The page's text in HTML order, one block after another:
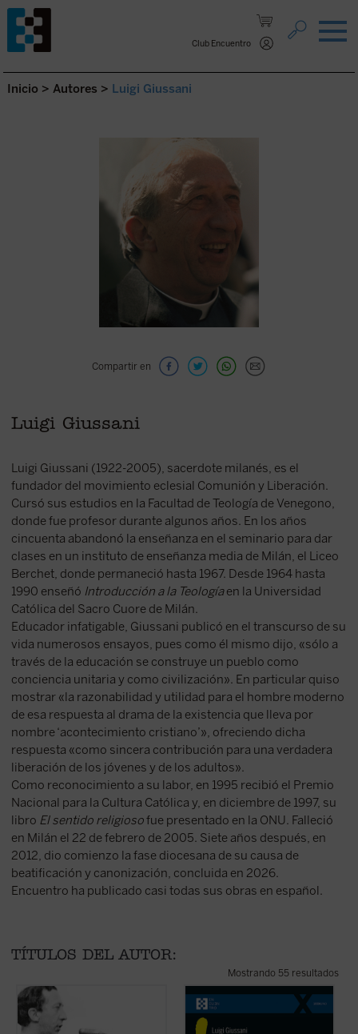
Club Encuentro
Saltar al contenido.
Inicio > Autores > Luigi Giussani
Compartir en
Luigi Giussani
Luigi Giussani (1922-2005), sacerdote milanés, es el
fundador del movimiento eclesial Comunión y Liberación.
Cursó sus estudios en la Facultad de Teología de Venegono,
donde fue profesor durante algunos años. En los años
cincuenta abandonó la enseñanza en el seminario para dar
clases en un instituto de enseñanza media de Milán, el Liceo
Berchet, donde permaneció hasta 1967. Desde 1964 hasta
1990 enseñó Introducción a la Teologíaen la Universidad
Católica del Sacro Cuore de Milán.
Educador infatigable, Giussani publicó en el transcurso de su
vida numerosos ensayos, pues como él mismo dijo, «sólo a
través de la educación se construye un pueblo como
conciencia unitaria y como civilización». En particular quiso
mostrar «la razonabilidad y utilidad para el hombre moderno
de esa respuesta al drama de la existencia que lleva por
nombre ‘acontecimiento cristiano’», ofreciendo dicha
respuesta «como sincera contribución para una verdadera
liberación de los jóvenes y de los adultos».
Como reconocimiento a su labor, en 1995 recibió el Premio
Nacional para la Cultura Católica y, en diciembre de 1997, su
libro El sentido religiosofue presentado en la ONU. Falleció
en Milán el 22 de febrero de 2005. Siete años después, en
2012, dio comienzo la fase diocesana de su causa de
beatificación y canonización, concluida en 2026.
Encuentro ha publicado casi todas sus obras en español.
TÍTULOS DEL AUTOR:
Mostrando 55 resultados
En estas conferencias, la voz profética de
Luigi Giussani es capaz de señalar,
incluso en ese momento histórico
convulso entre 1969 y 1970, un camino
En este libro lúcido y provocador, Luigi
Giussani se adentra en la cuestión
decisiva del cristianismo: su pretensión
única e irreductible.